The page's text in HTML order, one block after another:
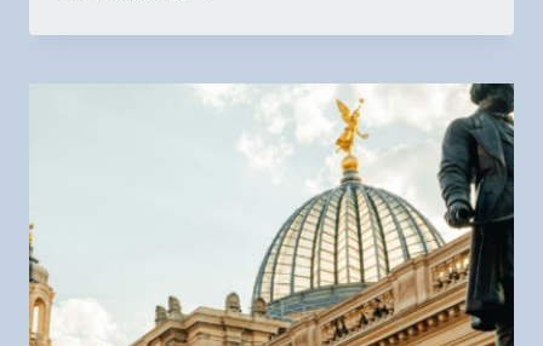
RITIM
İZLERKEN
NASIL